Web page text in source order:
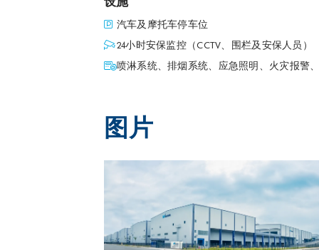
设施
汽车及摩托车停车位
24小时安保监控（CCTV、围栏及安保人员）
喷淋系统、排烟系统、应急照明、火灾报警
图片